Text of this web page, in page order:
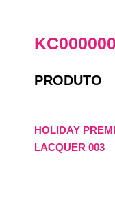
PRODUTO
HOLIDAY
LACQUER 003